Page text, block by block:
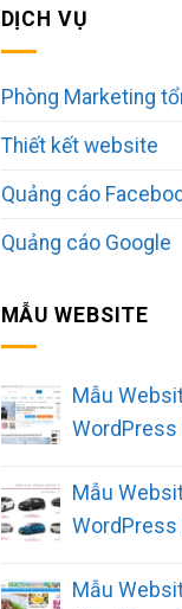
DỊCH VỤ
Phòng Marketing
Thiết kết website
Quảng cáo
Quảng cáo Google
MẪU WEBSITE
Mẫu
WordPress
Mẫu
WordPress
Mẫu